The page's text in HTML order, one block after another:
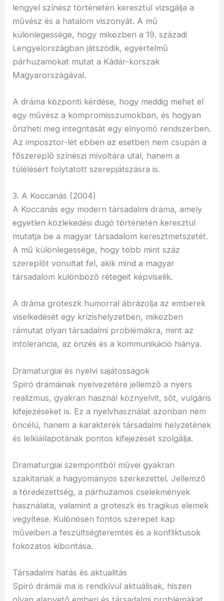
lengyel színész történetén keresztül vizsgálja a
művész és a hatalom viszonyát. A mű
különlegessége, hogy miközben a 19. századi
Lengyelországban játszódik, egyértelmű
párhuzamokat mutat a Kádár-korszak
Magyarországával.
A dráma központi kérdése, hogy meddig mehet el
egy művész a kompromisszumokban, és hogyan
őrizheti meg integritását egy elnyomó rendszerben.
Az imposztor-lét ebben az esetben nem csupán a
főszereplő színészi mivoltára utal, hanem a
túlélésért folytatott szerepjátszásra is.
3. A Koccanás (2004)
A Koccanás egy modern társadalmi dráma, amely
egyetlen közlekedési dugó történetén keresztül
mutatja be a magyar társadalom keresztmetszetét.
A mű különlegessége, hogy több mint száz
szereplőt vonultat fel, akik mind a magyar
társadalom különböző rétegeit képviselik.
A dráma groteszk humorral ábrázolja az emberek
viselkedését egy krízishelyzetben, miközben
rámutat olyan társadalmi problémákra, mint az
intolerancia, az önzés és a kommunikáció hiánya.
Dramaturgiai és nyelvi sajátosságok
Spiró drámáinak nyelvezetére jellemző a nyers
realizmus, gyakran használ köznyelvit, sőt, vulgáris
kifejezéseket is. Ez a nyelvhasználat azonban nem
öncélú, hanem a karakterek társadalmi helyzetének
és lelkiállapotának pontos kifejezését szolgálja.
Dramaturgiai szempontból művei gyakran
szakítanak a hagyományos szerkezettel. Jellemző
a töredezettség, a párhuzamos cselekmények
használata, valamint a groteszk és tragikus elemek
vegyítése. Különösen fontos szerepet kap
műveiben a feszültségteremtés és a konfliktusok
fokozatos kibontása.
Társadalmi hatás és aktualitás
Spiró drámái ma is rendkívül aktuálisak, hiszen